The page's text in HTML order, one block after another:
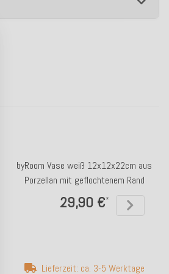
byRoom Vase weiß 12x12x22cm aus
Porzellan mit geflochtenem Rand
29,90 €*
Lieferzeit: ca. 3-5 Werktage